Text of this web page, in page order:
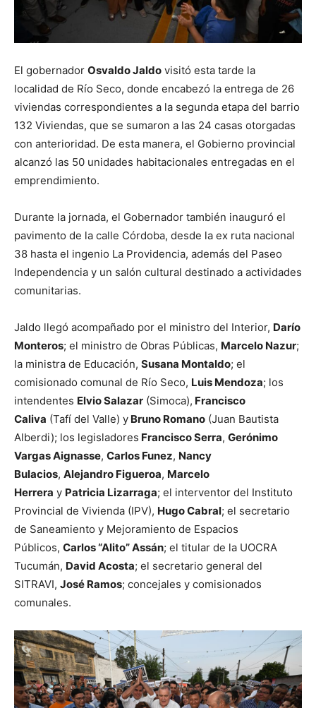
El gobernador Osvaldo Jaldo visitó esta tarde la
localidad de Río Seco, donde encabezó la entrega de 26
viviendas correspondientes a la segunda etapa del barrio
132 Viviendas, que se sumaron a las 24 casas otorgadas
con anterioridad. De esta manera, el Gobierno provincial
alcanzó las 50 unidades habitacionales entregadas en el
emprendimiento.
Durante la jornada, el Gobernador también inauguró el
pavimento de la calle Córdoba, desde la ex ruta nacional
38 hasta el ingenio La Providencia, además del Paseo
Independencia y un salón cultural destinado a actividades
comunitarias.
Jaldo llegó acompañado por el ministro del Interior, Darío
Monteros; el ministro de Obras Públicas, Marcelo Nazur;
la ministra de Educación, Susana Montaldo; el
comisionado comunal de Río Seco, Luis Mendoza; los
intendentes Elvio Salazar (Simoca), Francisco
Caliva (Tafí del Valle) y Bruno Romano (Juan Bautista
Alberdi); los legisladores Francisco Serra, Gerónimo
Vargas Aignasse, Carlos Funez, Nancy
Bulacios, Alejandro Figueroa, Marcelo
Herrera y Patricia Lizarraga; el interventor del Instituto
Provincial de Vivienda (IPV), Hugo Cabral; el secretario
de Saneamiento y Mejoramiento de Espacios
Públicos, Carlos “Alito” Assán; el titular de la UOCRA
Tucumán, David Acosta; el secretario general del
SITRAVI, José Ramos; concejales y comisionados
comunales.